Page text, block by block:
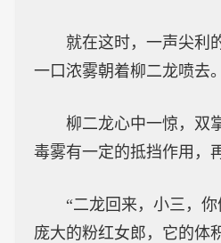
就在这时，一声尖利
一口浓雾朝着柳二龙喷去。
柳二龙心中一惊，双
毒雾有一定的抵挡作用，
“二龙回来，小三，
庞大的粉红女郎，它的体